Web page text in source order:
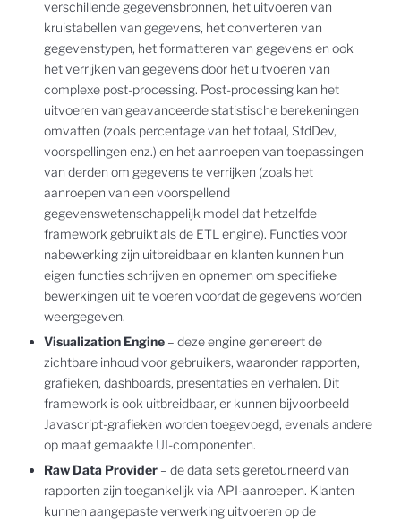
verschillende gegevensbronnen, het uitvoeren van
kruistabellen van gegevens, het converteren van
gegevenstypen, het formatteren van gegevens en ook
het verrijken van gegevens door het uitvoeren van
complexe post-processing. Post-processing kan het
uitvoeren van geavanceerde statistische berekeningen
omvatten (zoals percentage van het totaal, StdDev,
voorspellingen enz.) en het aanroepen van toepassingen
van derden om gegevens te verrijken (zoals het
aanroepen van een voorspellend
gegevenswetenschappelijk model dat hetzelfde
framework gebruikt als de ETL engine). Functies voor
nabewerking zijn uitbreidbaar en klanten kunnen hun
eigen functies schrijven en opnemen om specifieke
bewerkingen uit te voeren voordat de gegevens worden
weergegeven.
Visualization Engine – deze engine genereert de
zichtbare inhoud voor gebruikers, waaronder rapporten,
grafieken, dashboards, presentaties en verhalen. Dit
framework is ook uitbreidbaar, er kunnen bijvoorbeeld
Javascript-grafieken worden toegevoegd, evenals andere
op maat gemaakte UI-componenten.
Raw Data Provider – de data sets geretourneerd van
rapporten zijn toegankelijk via API-aanroepen. Klanten
kunnen aangepaste verwerking uitvoeren op de